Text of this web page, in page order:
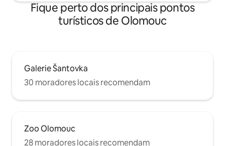
Fique perto dos principais pontos
turísticos de Olomouc
Galerie Šantovka
30 moradores locais recomendam
Zoo Olomouc
28 moradores locais recomendam